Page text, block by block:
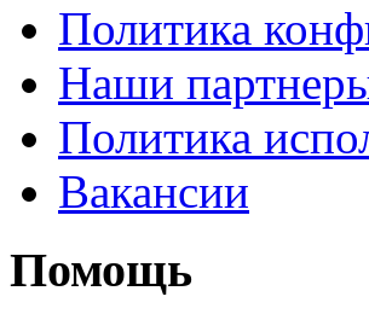
Политика
Наши
Политика
Вакансии
Помощь